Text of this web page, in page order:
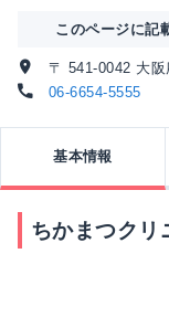
このページに記
〒 541-0042 大
06-6654-5555
基本情報
ちかまつクリ